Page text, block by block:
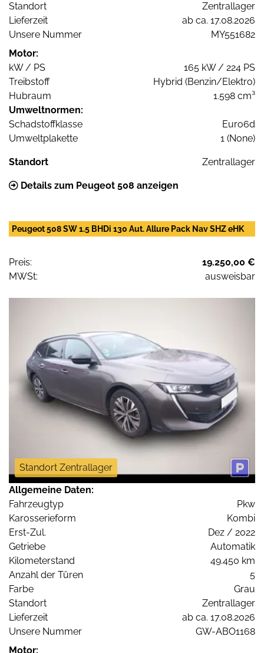
Standort
Zentrallager
Lieferzeit
ab ca. 17.08.2026
Unsere Nummer
MY551682
Motor:
kW / PS
165 kW / 224 PS
Treibstoff
Hybrid (Benzin/Elektro)
Hubraum
1.598 cm³
Umweltnormen:
Schadstoffklasse
Euro6d
Umweltplakette
1 (None)
Standort Zentrallager
Details zum Peugeot 508 anzeigen
Peugeot 508 SW 1.5 BHDi 130 Aut. Allure Pack Nav SHZ eHK
Preis:
19.250,00 €
MWSt:
ausweisbar
Standort Zentrallager
Allgemeine Daten:
Fahrzeugtyp
Pkw
Karosserieform
Kombi
Erst-Zul.
Dez / 2022
Getriebe
Automatik
Kilometerstand
49.450 km
Anzahl der Türen
5
Farbe
Grau
Standort
Zentrallager
Lieferzeit
ab ca. 17.08.2026
Unsere Nummer
GW-ABO1168
Motor: